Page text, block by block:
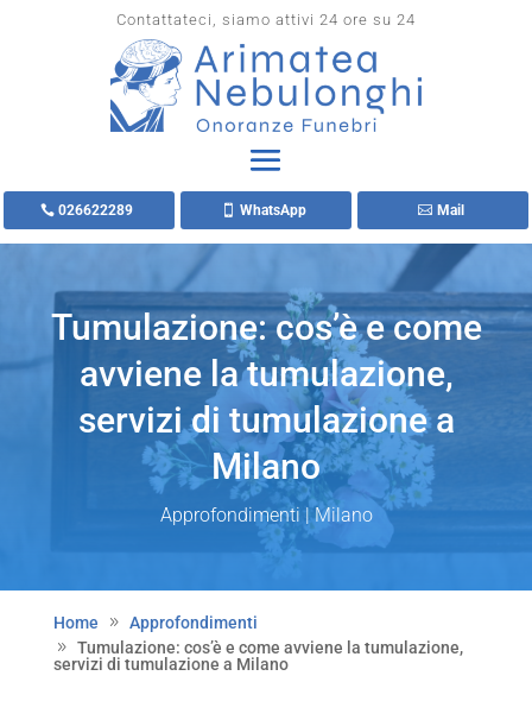
Contattateci, siamo attivi 24 ore su 24
026622289 WhatsApp Mail
Tumulazione: cos’è e come
avviene la tumulazione,
servizi di tumulazione a
Milano
Approfondimenti |Milano
Home
Approfondimenti
Tumulazione: cos’è e come avviene la tumulazione,
servizi di tumulazione a Milano